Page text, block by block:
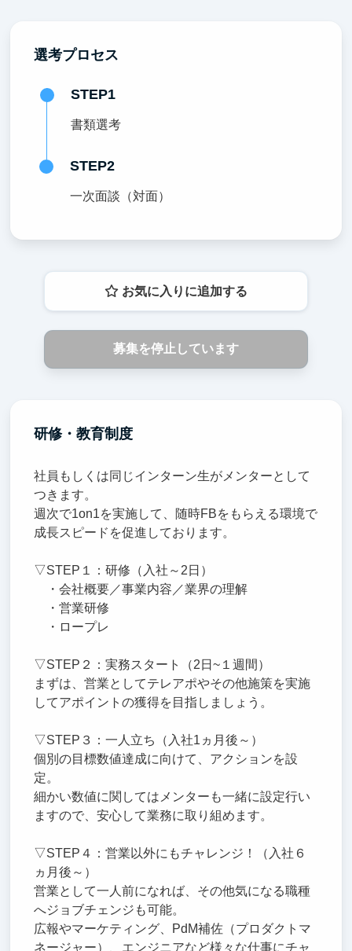
選考プロセス
STEP1
書類選考
STEP2
一次面談（対面）
お気に入りに追加する
募集を停止しています
研修・教育制度
社員もしくは同じインターン生がメンターとして
つきます。
週次で1on1を実施して、随時FBをもらえる環境で
成長スピードを促進しております。
▽STEP１：研修（入社～2日）
・会社概要／事業内容／業界の理解
・営業研修
・ロープレ
▽STEP２：実務スタート（2日~１週間）
まずは、営業としてテレアポやその他施策を実施
してアポイントの獲得を目指しましょう。
▽STEP３：一人立ち（入社1ヵ月後～）
個別の目標数値達成に向けて、アクションを設
定。
細かい数値に関してはメンターも一緒に設定行い
ますので、安心して業務に取り組めます。
▽STEP４：営業以外にもチャレンジ！（入社６
ヵ月後～）
営業として一人前になれば、その他気になる職種
へジョブチェンジも可能。
広報やマーケティング、PdM補佐（プロダクトマ
ネージャー）、エンジニアなど様々な仕事にチャ